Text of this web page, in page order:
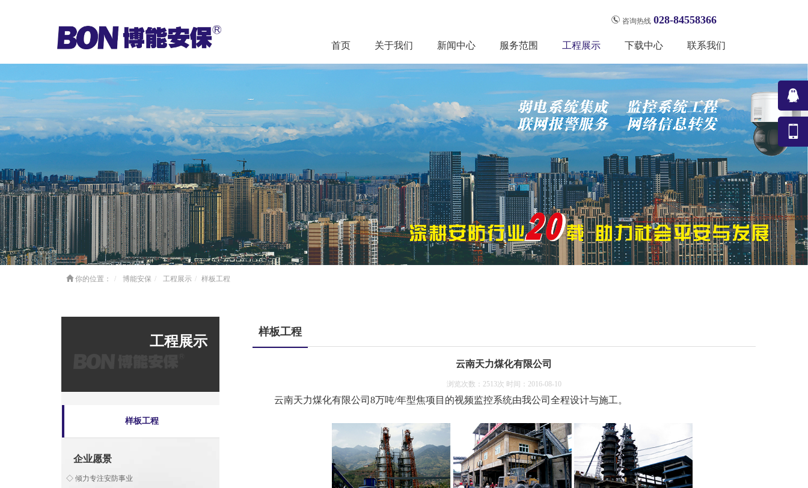
咨询热线 028-84558366
首页 关于我们 新闻中心 服务范围 工程展示 下载中心 联系我们
你的位置： 博能安保 工程展示 样板工程
工程展示
样板工程
企业愿景
◇ 倾力专注安防事业
样板工程
云南天力煤化有限公司
浏览次数：2513次 时间：2016-08-10
云南天力煤化有限公司8万吨/年型焦项目的视频监控系统由我公司全程设计与施工。